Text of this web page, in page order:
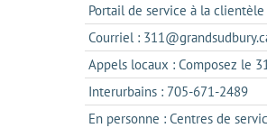
Portail de service à la clientèle
Courriel :
Appels locaux : Composez le
Interurbains : 705-671-2489
En personne : Centres de